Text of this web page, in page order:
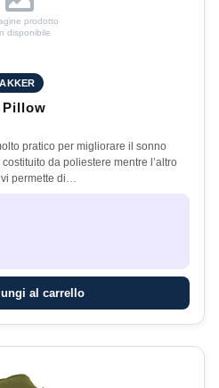
prodotto
disponibile
Pillow
pratico per migliorare il sonno
da poliestere mentre l’altro
vi permette di…
al carrello